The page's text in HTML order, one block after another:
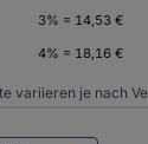
3% = 14,53 €
4% = 18,16 €
variieren je nach